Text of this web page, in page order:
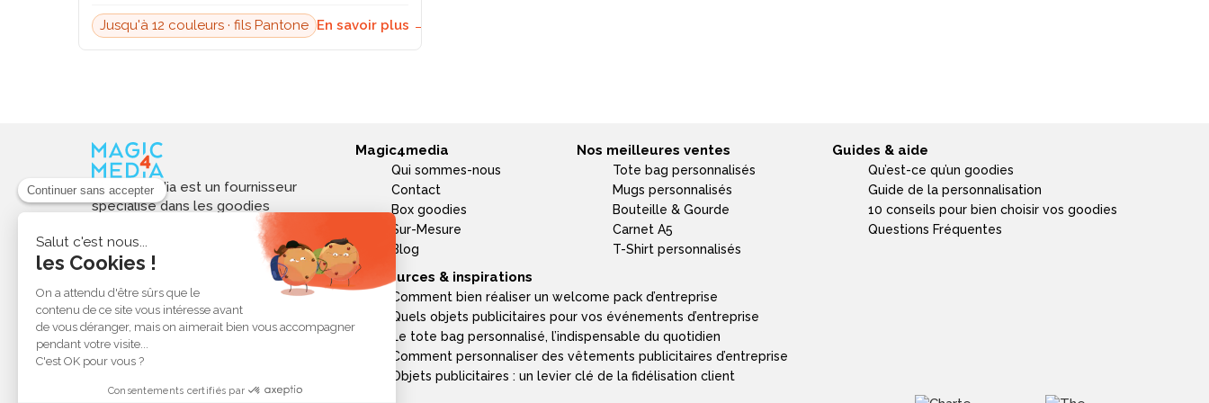
Jusqu'à 12 couleurs · fils Pantone En savoir plus →
Magic4media est un fournisseur
spécialisé dans les goodies
personnalisés et objets publicitaires
pour les entreprises. Nous
sélectionnons des produits utiles,
tendances et responsables pour
valoriser votre image de marque,
soutenir vos actions de
communication et réussir vos
opérations événementielles,
Magic4media
Qui sommes-nous
Contact
Box goodies
Sur-Mesure
Blog
Nos meilleures ventes
Tote bag personnalisés
Mugs personnalisés
Bouteille & Gourde
Carnet A5
T-Shirt personnalisés
Guides & aide
Qu’est-ce qu’un goodies
Guide de la personnalisation
10 conseils pour bien choisir vos goodies
Questions Fréquentes
Ressources & inspirations
Comment bien réaliser un welcome pack d’entreprise
Quels objets publicitaires pour vos événements d’entreprise
Le tote bag personnalisé, l’indispensable du quotidien
Comment personnaliser des vêtements publicitaires d’entreprise
Objets publicitaires : un levier clé de la fidélisation client